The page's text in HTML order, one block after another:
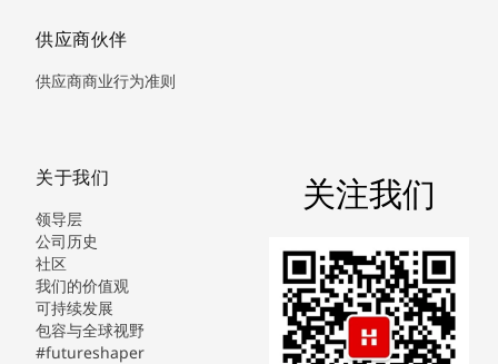
供应商伙伴
供应商商业行为准则
关于我们
领导层
公司历史
社区
我们的价值观
可持续发展
包容与全球视野
#futureshaper
关注我们